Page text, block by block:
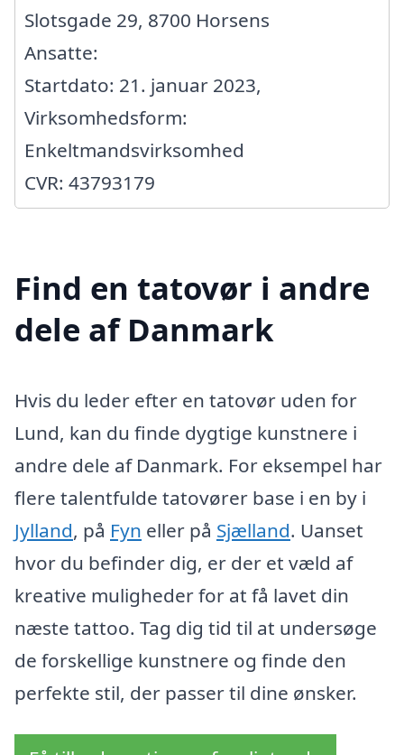
Slotsgade 29, 8700 Horsens
Ansatte:
Startdato: 21. januar 2023,
Virksomhedsform:
Enkeltmandsvirksomhed
CVR: 43793179
Find en tatovør i andre
dele af Danmark
Hvis du leder efter en tatovør uden for
Lund, kan du finde dygtige kunstnere i
andre dele af Danmark. For eksempel har
flere talentfulde tatovører base i en by i
Jylland, på Fyn eller på Sjælland. Uanset
hvor du befinder dig, er der et væld af
kreative muligheder for at få lavet din
næste tattoo. Tag dig tid til at undersøge
de forskellige kunstnere og finde den
perfekte stil, der passer til dine ønsker.